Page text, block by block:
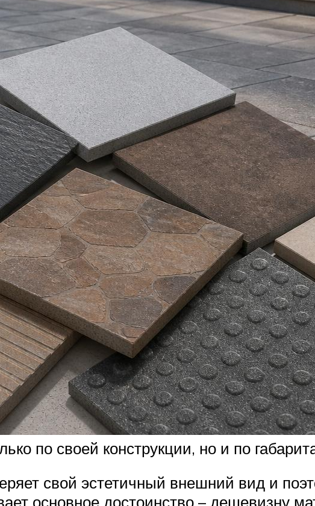
по своей конструкции, но и по
свой эстетичный внешний вид и
основное достоинство – дешевизну